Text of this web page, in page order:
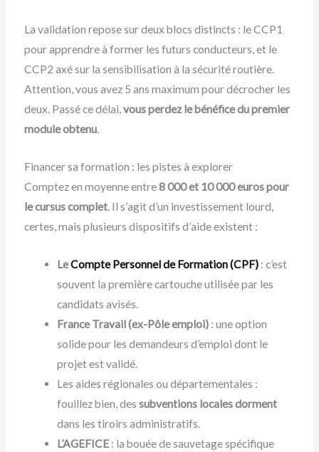
La validation repose sur deux blocs distincts : le CCP1
pour apprendre à former les futurs conducteurs, et le
CCP2 axé sur la sensibilisation à la sécurité routière.
Attention, vous avez 5 ans maximum pour décrocher les
deux. Passé ce délai,vous perdez le bénéfice du premier
module obtenu.
Financer sa formation : les pistes à explorer
Comptez en moyenne entre8 000 et 10 000 euros pour
le cursus complet. Il s’agit d’un investissement lourd,
certes, mais plusieurs dispositifs d’aide existent :
LeCompte Personnel de Formation (CPF) : c’est
souvent la première cartouche utilisée par les
candidats avisés.
France Travail (ex-Pôle emploi) : une option
solide pour les demandeurs d’emploi dont le
projet est validé.
Les aides régionales ou départementales :
fouillez bien, dessubventions locales dorment
dans les tiroirs administratifs.
L’AGEFICE : la bouée de sauvetage spécifique